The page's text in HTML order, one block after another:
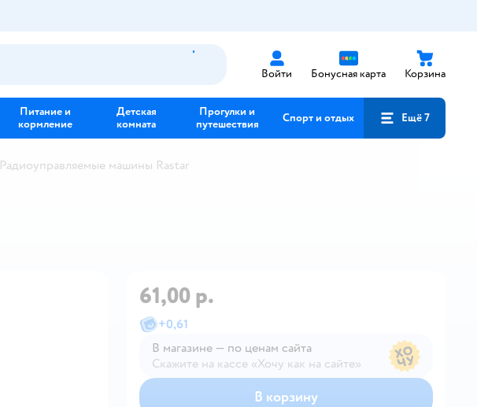
Войти Бонусная карта Корзина
Питание и
кормление
Детская
комната
Прогулки и
путешествия
Спорт и отдых Ещё 7
Радиоуправляемые машины Rastar
61,00 р.
+0,61
В магазине — по ценам сайта
Скажите на кассе «Хочу как на сайте»
В магазине — по ценам сайта
В корзину